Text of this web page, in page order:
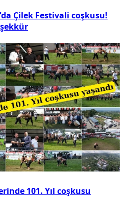
Çilek Festivali coşkusu!
101. Yıl coşkusu